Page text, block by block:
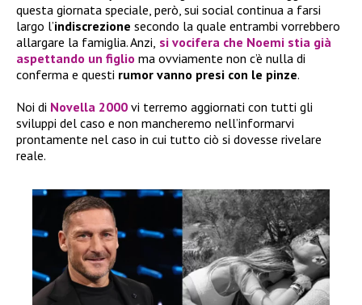
questa giornata speciale, però, sui social continua a farsi
largo l’indiscrezione secondo la quale entrambi vorrebbero
allargare la famiglia. Anzi, si vocifera che Noemi stia già
aspettando un figlio ma ovviamente non c’è nulla di
conferma e questi rumor vanno presi con le pinze.
Noi di Novella 2000 vi terremo aggiornati con tutti gli
sviluppi del caso e non mancheremo nell’informarvi
prontamente nel caso in cui tutto ciò si dovesse rivelare
reale.